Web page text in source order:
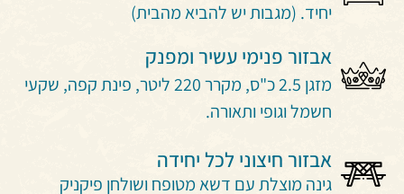
יחיד. (מגבות יש להביא מהבית)
אבזור פנימי עשיר ומפנק
מזגן 2.5 כ"ס, מקרר 220 ליטר, פינת קפה, שקעי
חשמל וגופי ותאורה.
אבזור חיצוני לכל יחידה
גינה מוצלת עם דשא מטופח ושולחן פיקניק